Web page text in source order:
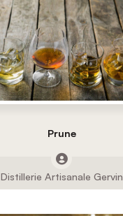
Prune
Distillerie Artisanale Gervin